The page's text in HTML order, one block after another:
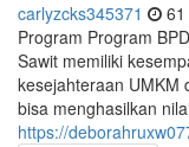
carlyzcks345371
Program Program
Sawit memiliki
kesejahteraan UMKM
bisa menghasilkan
https://